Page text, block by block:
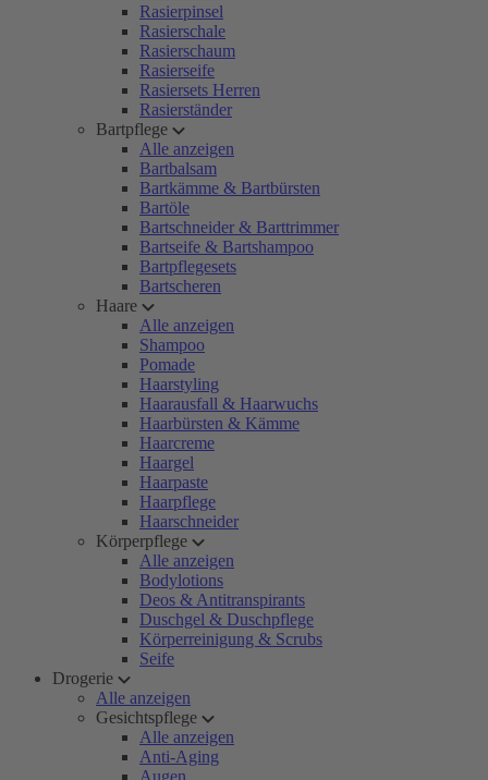
Rasierpinsel
Rasierschale
Rasierschaum
Rasierseife
Rasiersets Herren
Rasierständer
Bartpflege
Alle anzeigen
Bartbalsam
Bartkämme & Bartbürsten
Bartöle
Bartschneider & Barttrimmer
Bartseife & Bartshampoo
Bartpflegesets
Bartscheren
Haare
Alle anzeigen
Shampoo
Pomade
Haarstyling
Haarausfall & Haarwuchs
Haarbürsten & Kämme
Haarcreme
Haargel
Haarpaste
Haarpflege
Haarschneider
Körperpflege
Alle anzeigen
Bodylotions
Deos & Antitranspirants
Duschgel & Duschpflege
Körperreinigung & Scrubs
Seife
Drogerie
Alle anzeigen
Gesichtspflege
Alle anzeigen
Anti-Aging
Augen